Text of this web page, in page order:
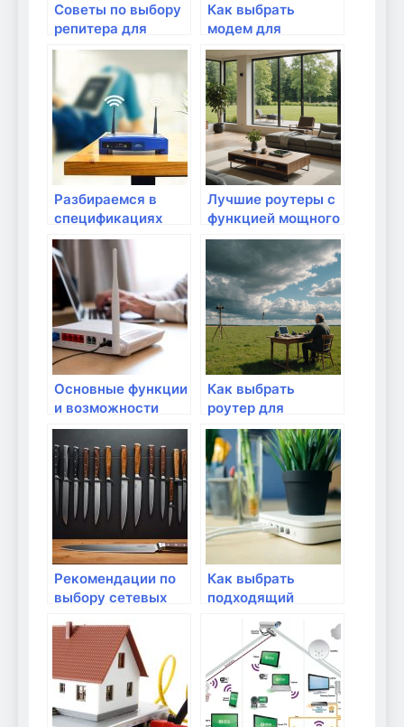
Советы по выбору
репитера для
улучшения Wi-Fi
Как выбрать
модем для
домашнего
интернета
Разбираемся в
спецификациях
роутеров: частоты,
стандарты,
протоколы
Лучшие роутеры с
функцией мощного
Wi-Fi для
загородного дома
Основные функции
и возможности
современных
модемов
Как выбрать
роутер для
участка с плохим
сигналом
Рекомендации по
выбору сетевых
Как выбрать
подходящий
для домашней
сети?